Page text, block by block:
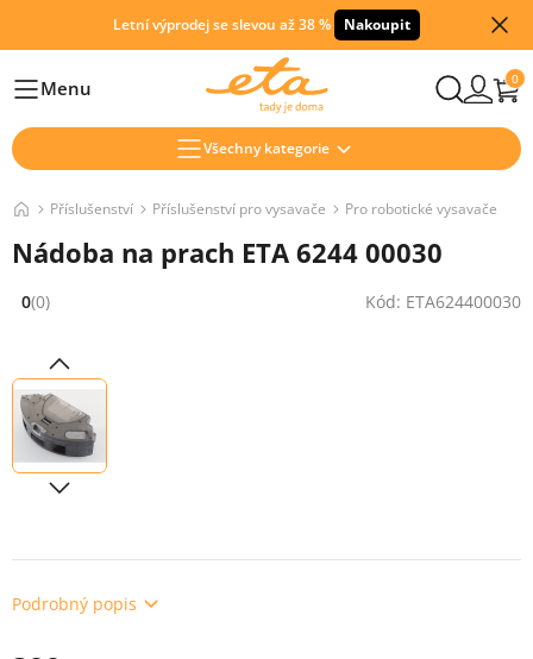
Letní výprodej se slevou až 38 % Nakoupit
HlavníMenu 0
Všechny kategorie
Příslušenství Příslušenství pro vysavače Pro robotické vysavače
Nádoba na prach ETA 6244 00030
Hodnocení: 0 z 5 (0 recenzí)
0(0) Kód: ETA624400030
Podrobný popis